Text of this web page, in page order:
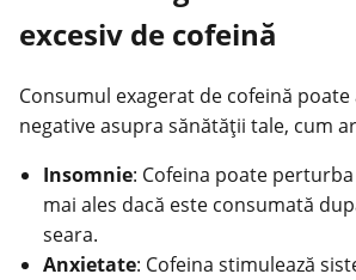
excesiv de cofeină
Consumul exagerat de cofeină poate
negative asupra sănătății tale, cum
Insomnie: Cofeina poate
mai ales dacă este consumată
seara.
Anxietate: Cofeina stimulează